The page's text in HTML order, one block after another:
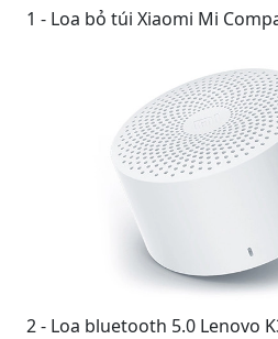
1 - Loa bỏ túi Xiaomi Mi
2 - Loa bluetooth 5.0 Lenovo